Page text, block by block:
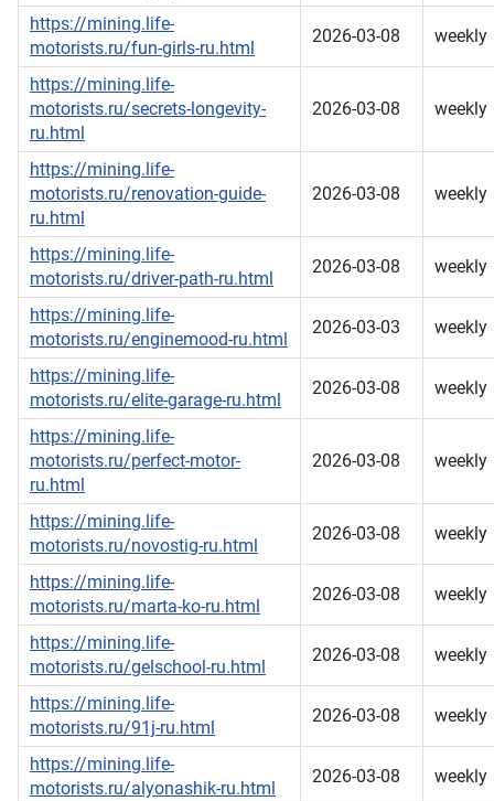
https://mining.life-
motorists.ru/fun-girls-ru.html
2026-03-08 weekly
https://mining.life-
motorists.ru/secrets-longevity-
ru.html
2026-03-08 weekly
https://mining.life-
motorists.ru/renovation-guide-
ru.html
2026-03-08 weekly
https://mining.life-
motorists.ru/driver-path-ru.html
2026-03-08 weekly
https://mining.life-
motorists.ru/enginemood-ru.html
2026-03-03 weekly
https://mining.life-
motorists.ru/elite-garage-ru.html
2026-03-08 weekly
https://mining.life-
motorists.ru/perfect-motor-
ru.html
2026-03-08 weekly
https://mining.life-
motorists.ru/novostig-ru.html
2026-03-08 weekly
https://mining.life-
motorists.ru/marta-ko-ru.html
2026-03-08 weekly
https://mining.life-
motorists.ru/gelschool-ru.html
2026-03-08 weekly
https://mining.life-
motorists.ru/91j-ru.html
2026-03-08 weekly
https://mining.life-
motorists.ru/alyonashik-ru.html
2026-03-08 weekly